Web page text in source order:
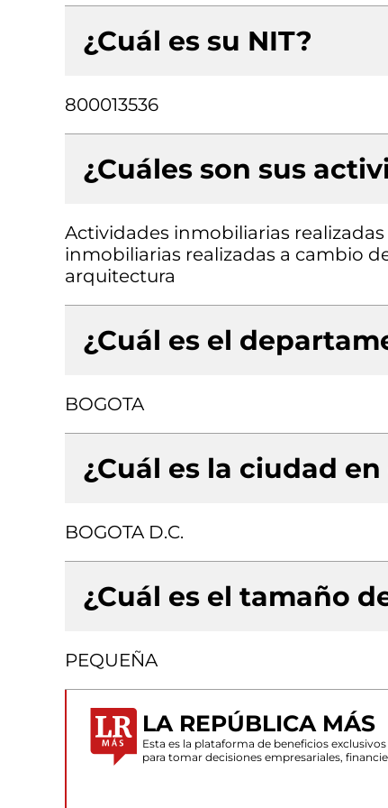
¿Cuál es su NIT?
800013536
¿Cuáles son sus
Actividades inmobiliarias
inmobiliarias realizadas a cambio
arquitectura
¿Cuál es el
BOGOTA
¿Cuál es la ciudad
BOGOTA D.C.
¿Cuál es el tamaño
PEQUEÑA
LA REPÚBLICA MÁS
Esta es la plataforma de beneficios
para tomar decisiones empresariales,